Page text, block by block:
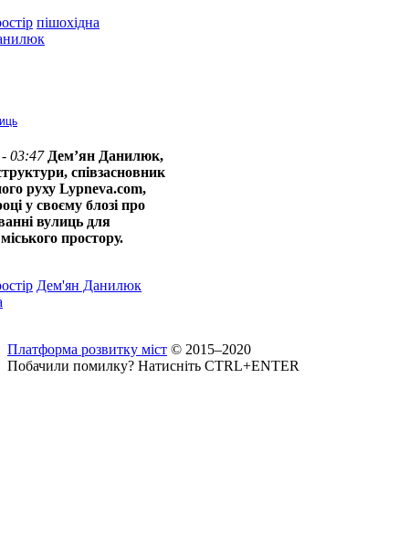
пішохідна
03:47Дем’ян Данилюк,
співзасновник
руху Lypneva.com,
у своєму блозі про
вулиць для
простору.
Дем'ян Данилюк
Платформа розвитку міст © 2015–2020
Побачили помилку? Натисніть CTRL+ENTER